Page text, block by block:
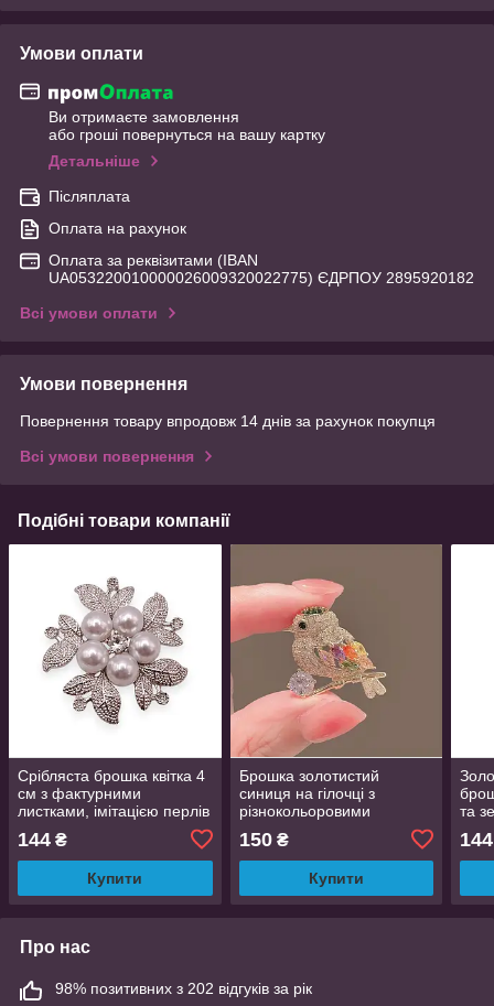
Умови оплати
Ви отримаєте замовлення
або гроші повернуться на вашу картку
Детальніше
Післяплата
Оплата на рахунок
Оплата за реквізитами (IBAN
UA053220010000026009320022775) ЄДРПОУ 2895920182
Всі умови оплати
Умови повернення
Повернення товару впродовж 14 днів за рахунок покупця
Всі умови повернення
Подібні товари компанії
Срібляста брошка квітка 4
см з фактурними
листками, імітацією перлів
144 ₴
Купити
Брошка золотистий
синиця на гілочці з
різнокольоровими
150₴
Купити
та
144
Про нас
98% позитивних з 202 відгуків за рік